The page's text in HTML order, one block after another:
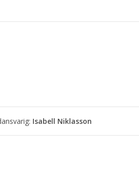
Isabell Niklasson